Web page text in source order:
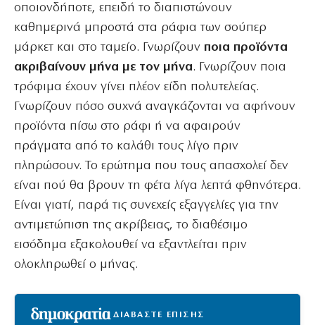
οποιονδήποτε, επειδή το διαπιστώνουν
καθημερινά μπροστά στα ράφια των σούπερ
μάρκετ και στο ταμείο. Γνωρίζουν ποια προϊόντα
ακριβαίνουν μήνα με τον μήνα. Γνωρίζουν ποια
τρόφιμα έχουν γίνει πλέον είδη πολυτελείας.
Γνωρίζουν πόσο συχνά αναγκάζονται να αφήνουν
προϊόντα πίσω στο ράφι ή να αφαιρούν
πράγματα από το καλάθι τους λίγο πριν
πληρώσουν. Το ερώτημα που τους απασχολεί δεν
είναι πού θα βρουν τη φέτα λίγα λεπτά φθηνότερα.
Είναι γιατί, παρά τις συνεχείς εξαγγελίες για την
αντιμετώπιση της ακρίβειας, το διαθέσιμο
εισόδημα εξακολουθεί να εξαντλείται πριν
ολοκληρωθεί ο μήνας.
ΔΙΑΒΑΣΤΕ ΕΠΙΣΗΣ